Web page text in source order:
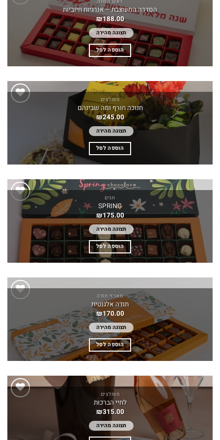
הסדרה המעוצבת – אנרגיות חיוביות
₪188.00
תצוגה מהירה
הוספה לסל
מומלצים
חנוכה חורף ומה שבינהם
₪245.00
תצוגה מהירה
הוספה לסל
Add to
wishlist
חגים
SPRING
₪175.00
תצוגה מהירה
הוספה לסל
מארזי תודה
תודה אלגנטית
₪170.00
תצוגה מהירה
הוספה לסל
מומלצים
לחיי הברכות
₪315.00
תצוגה מהירה